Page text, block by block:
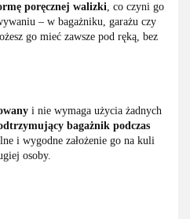
poręcznej walizki, co czyni go
– w bagażniku, garażu czy
go mieć zawsze pod ręką, bez
i nie wymaga użycia żadnych
bagażnik podczas
i wygodne założenie go na kuli
osoby.